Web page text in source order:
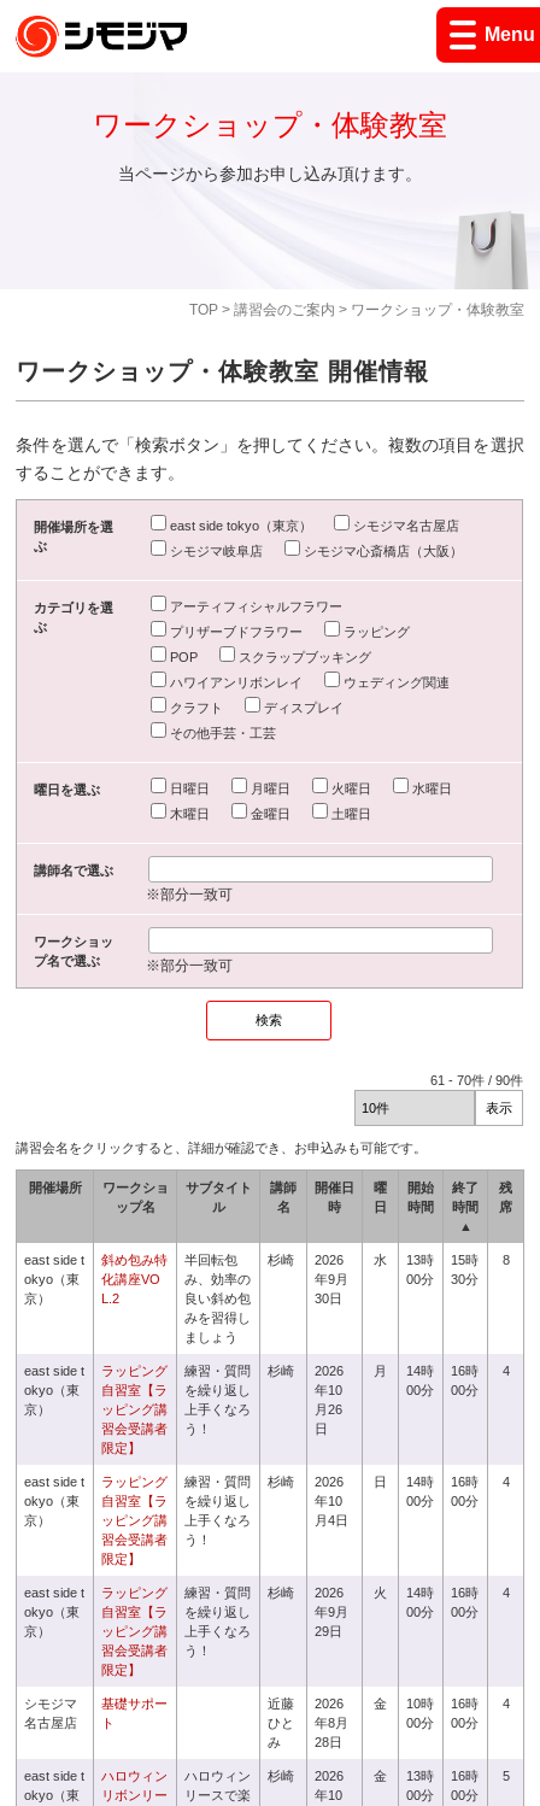
Menu
TOP> 講習会のご案内 > ワークショップ・体験教室
ワークショップ・体験教室
当ページから参加お申し込み頂けます。
ワークショップ・体験教室 開催情報
条件を選んで「検索ボタン」を押してください。複数の項目を選択
することができます。
開催場所を選
ぶ
east side tokyo（東京）
シモジマ名古屋店
シモジマ岐阜店
シモジマ心斎橋店（大阪）
カテゴリを選
ぶ
アーティフィシャルフラワー
プリザーブドフラワー
ラッピング
POP
スクラップブッキング
ハワイアンリボンレイ
ウェディング関連
クラフト
ディスプレイ
その他手芸・工芸
曜日を選ぶ 日曜日 月曜日 火曜日
水曜日
木曜日
金曜日 土曜日
講師名で選ぶ
※部分一致可
ワークショッ
プ名で選ぶ
※部分一致可
61 -70件 /90件
講習会名をクリックすると、詳細が確認でき、お申込みも可能です。
開催場所
ワークショ
ップ名
サブタイト
ル
講師
名
開催日
時
曜
日
開始
時間
終了
時間
▲
残
席
east side t
okyo（東
京）
斜め包み特
化講座VO
L.2
半回転包
み、効率の
良い斜め包
みを習得し
ましょう
杉崎
2026
年9月
30日
水
13時
00分
15時
30分
8
east side t
okyo（東
京）
ラッピング
自習室【ラ
ッピング講
習会受講者
限定】
練習・質問
を繰り返し
上手くなろ
う！
杉崎
2026
年10
月26
日
月
14時
00分
16時
00分
4
east side t
okyo（東
京）
ラッピング
自習室【ラ
ッピング講
習会受講者
限定】
練習・質問
を繰り返し
上手くなろ
う！
杉崎
2026
年10
月4日
日
14時
00分
16時
00分
4
east side t
okyo（東
京）
ラッピング
自習室【ラ
ッピング講
習会受講者
限定】
練習・質問
を繰り返し
上手くなろ
う！
杉崎
2026
年9月
29日
火
14時
00分
16時
00分
4
シモジマ
名古屋店
基礎サポー
ト
近藤
ひと
み
2026
年8月
28日
金
10時
00分
16時
00分
4
east side t
okyo（東
ハロウィン
リボンリー
ハロウィン
リースで楽
杉崎
2026
年10
金
13時
00分
16時
00分
5